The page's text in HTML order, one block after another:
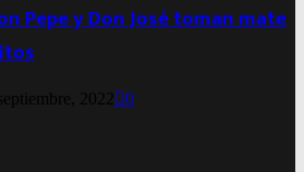
Pepe y Don José toman mate
2022 0